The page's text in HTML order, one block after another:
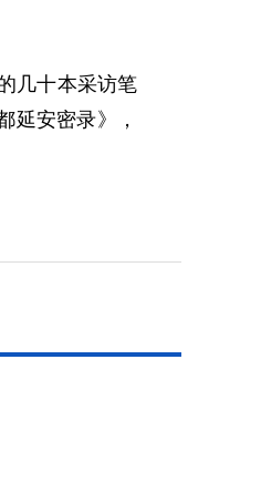
几十本采访笔
延安密录》，